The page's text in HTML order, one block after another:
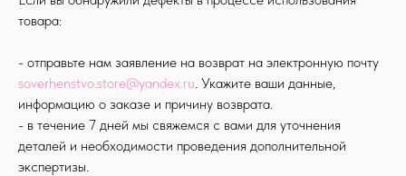
товара:
- отправьте нам заявление на возврат на электронную почту
soverhenstvo.store@yandex.ru. Укажите ваши данные,
информацию о заказе и причину возврата.
- в течение 7 дней мы свяжемся с вами для уточнения
деталей и необходимости проведения дополнительной
экспертизы.